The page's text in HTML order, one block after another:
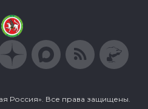
Россия». Все права защищены.